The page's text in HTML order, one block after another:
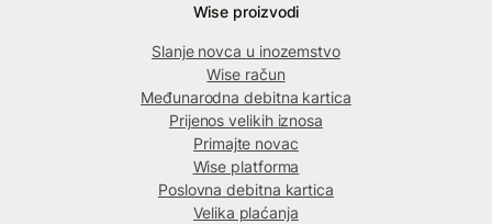
Wise proizvodi
Slanje novca u inozemstvo
Wise račun
Međunarodna debitna kartica
Prijenos velikih iznosa
Primajte novac
Wise platforma
Poslovna debitna kartica
Velika plaćanja